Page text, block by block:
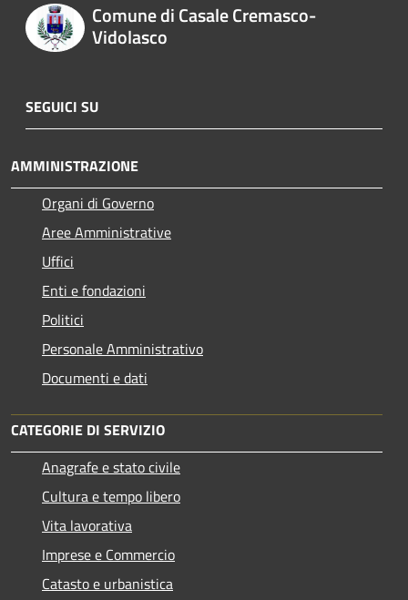
Comune di Casale Cremasco-
Vidolasco
SEGUICI SU
AMMINISTRAZIONE
Organi di Governo
Aree Amministrative
Uffici
Enti e fondazioni
Politici
Personale Amministrativo
Documenti e dati
CATEGORIE DI SERVIZIO
Anagrafe e stato civile
Cultura e tempo libero
Vita lavorativa
Imprese e Commercio
Catasto e urbanistica